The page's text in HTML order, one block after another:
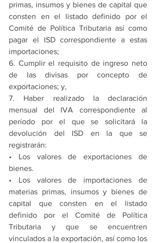
primas, insumos y bienes de capital que
consten en el listado definido por el
Comité de Política Tributaria así como
pagar el ISD correspondiente a estas
importaciones;
6. Cumplir el requisito de ingreso neto
de las divisas por concepto de
exportaciones; y,
7. Haber realizado la declaración
mensual del IVA correspondiente al
período por el que se solicitará la
devolución del ISD en la que se
registrarán:
• Los valores de exportaciones de
bienes.
• Los valores de importaciones de
materias primas, insumos y bienes de
capital que consten en el listado
definido por el Comité de Política
Tributaria y que se encuentren
vinculados a la exportación, así como los